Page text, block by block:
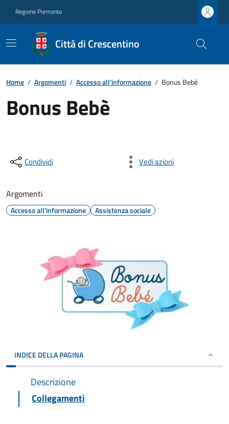
Regione Piemonte
Città di Crescentino
Home / Argomenti / Accesso all'informazione / Bonus Bebè
Bonus Bebè
Condividi Vedi azioni
Argomenti
Accesso all'informazione Assistenza sociale
INDICE DELLA PAGINA
Descrizione
Collegamenti